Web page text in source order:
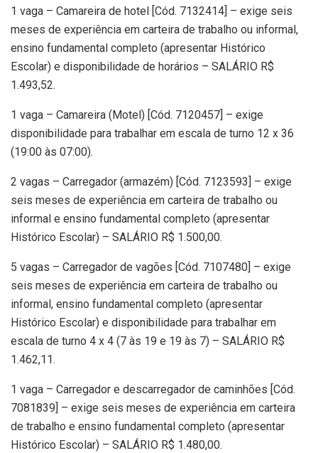
1 vaga – Camareira de hotel [Cód. 7132414] – exige seis
meses de experiência em carteira de trabalho ou informal,
ensino fundamental completo (apresentar Histórico
Escolar) e disponibilidade de horários – SALÁRIO R$
1.493,52.
1 vaga – Camareira (Motel) [Cód. 7120457] – exige
disponibilidade para trabalhar em escala de turno 12 x 36
(19:00 às 07:00).
2 vagas – Carregador (armazém) [Cód. 7123593] – exige
seis meses de experiência em carteira de trabalho ou
informal e ensino fundamental completo (apresentar
Histórico Escolar) – SALÁRIO R$ 1.500,00.
5 vagas – Carregador de vagões [Cód. 7107480] – exige
seis meses de experiência em carteira de trabalho ou
informal, ensino fundamental completo (apresentar
Histórico Escolar) e disponibilidade para trabalhar em
escala de turno 4 x 4 (7 às 19 e 19 às 7) – SALÁRIO R$
1.462,11.
1 vaga – Carregador e descarregador de caminhões [Cód.
7081839] – exige seis meses de experiência em carteira
de trabalho e ensino fundamental completo (apresentar
Histórico Escolar) – SALÁRIO R$ 1.480,00.